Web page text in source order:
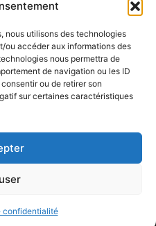
nous utilisons des technologies
ou accéder aux informations des
nous permettra de
de navigation ou les ID
ou de retirer son
sur certaines caractéristiques
confidentialité